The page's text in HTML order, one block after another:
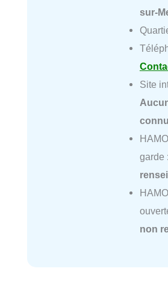
sur-
Site
connu
garde :
non